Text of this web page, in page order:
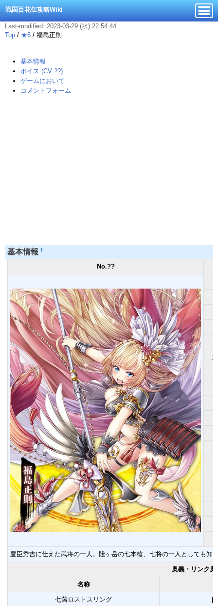
戦国百花伝攻略Wiki
Last-modified: 2023-03-29 (水) 22:54:44
Top / ★6 / 福島正則
基本情報
ボイス (CV:??)
ゲームにおいて
コメントフォーム
基本情報 †
No.??
豊臣秀吉に仕えた武将の一人。賤ヶ岳の七本槍、七将の一人としても
奥義・リンク奥
名称
七藩ロストスリング [